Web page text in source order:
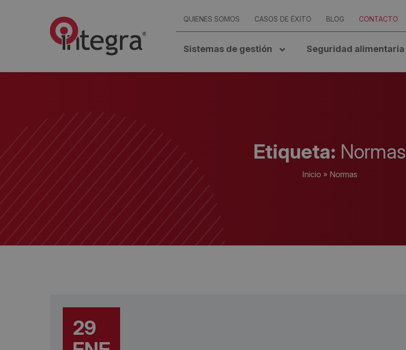
QUIENES SOMOS CASOS DE ÉXITO BLOG CONTACTO
Sistemas de gestión Seguridad alimentaria
Etiqueta: Normas
Inicio » Normas
29